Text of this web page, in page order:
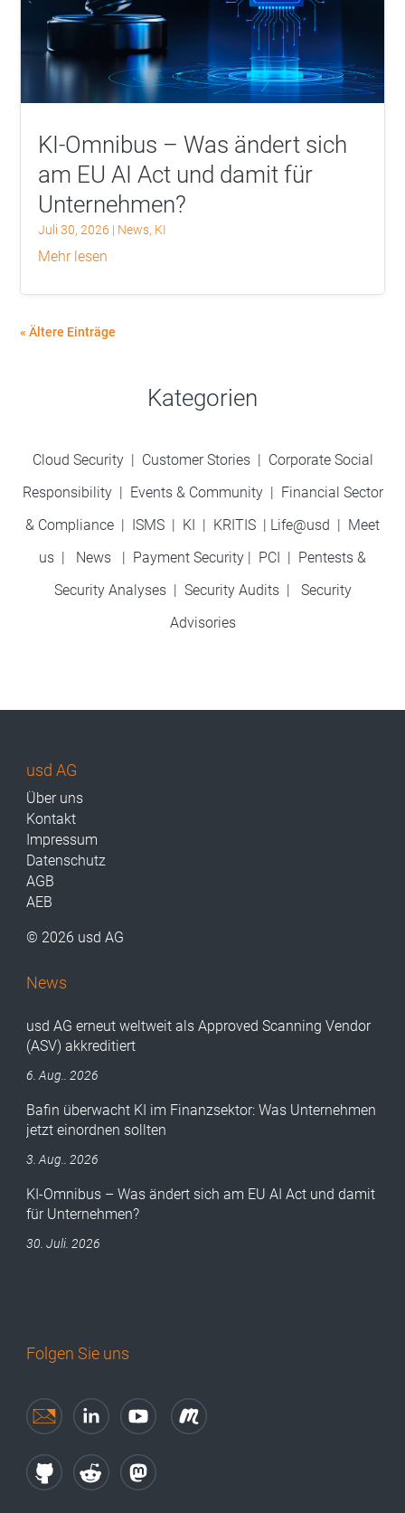
KI-Omnibus – Was ändert sich
am EU AI Act und damit für
Unternehmen?
Juli 30, 2026 | News, KI
mehr lesen
« Ältere Einträge
Kategorien
Cloud Security | Customer Stories| Corporate Social
Responsibility| Events & Community | Financial Sector
& Compliance | ISMS | KI | KRITIS | Life@usd | Meet
us | News | Payment Security | PCI | Pentests &
Security Analyses | Security Audits| Security
Advisories
usd AG
Über uns
Kontakt
Impressum
Datenschutz
AGB
AEB
© 2026 usd AG
News
usd AG erneut weltweit als Approved Scanning Vendor
(ASV) akkreditiert
6. Aug.. 2026
Bafin überwacht KI im Finanzsektor: Was Unternehmen
jetzt einordnen sollten
3. Aug.. 2026
KI-Omnibus – Was ändert sich am EU AI Act und damit
für Unternehmen?
30. Juli. 2026
Folgen Sie uns